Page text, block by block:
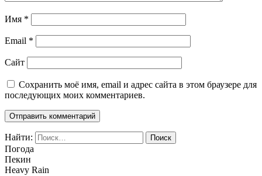
Имя *
Email *
Сайт
Сохранить моё имя, email и адрес сайта в этом браузере для
последующих моих комментариев.
Найти:
Погода
Пекин
Heavy Rain